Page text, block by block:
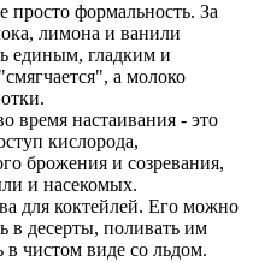
просто формальность. За
лимона и ванили
единым, гладким и
а молоко
время настаивания - это
кислорода,
брожения и созревания,
и насекомых.
для коктейлей. Его можно
в десерты, поливать им
чистом виде со льдом.